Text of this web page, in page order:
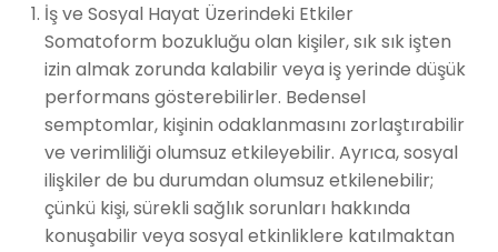
İş ve Sosyal Hayat Üzerindeki Etkiler
Somatoform bozukluğu olan kişiler, sık sık işten
izin almak zorunda kalabilir veya iş yerinde düşük
performans gösterebilirler. Bedensel
semptomlar, kişinin odaklanmasını zorlaştırabilir
ve verimliliği olumsuz etkileyebilir. Ayrıca, sosyal
ilişkiler de bu durumdan olumsuz etkilenebilir;
çünkü kişi, sürekli sağlık sorunları hakkında
konuşabilir veya sosyal etkinliklere katılmaktan